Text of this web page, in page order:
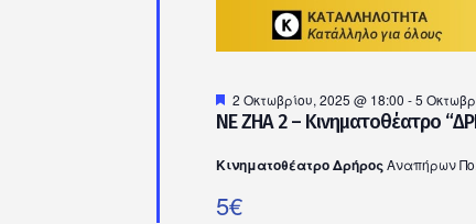
NE ZHA 2 – Κινηματοθέατρο
Προτεινόμενο
2 Οκτωβρίου, 2025 @ 18:00 -5
Κινηματοθέατρο ΔρήροςΑναπήρων
5€